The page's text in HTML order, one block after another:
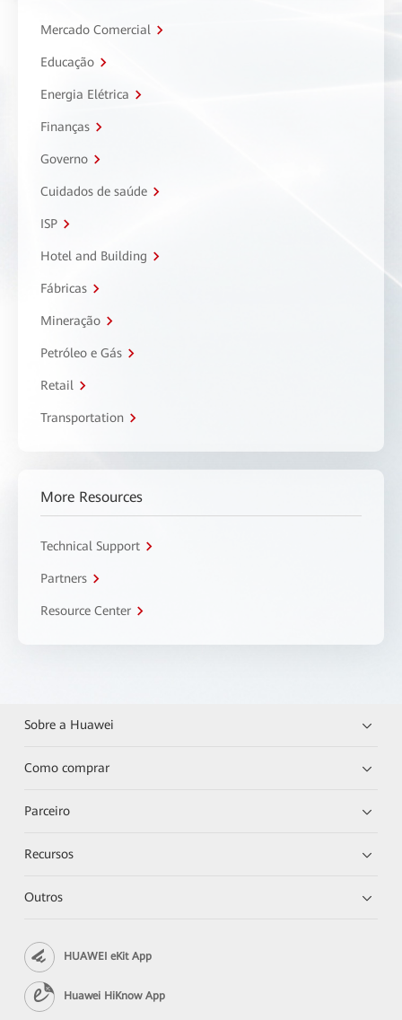
Mercado Comercial
Educação
Energia Elétrica
Finanças
Governo
Cuidados de saúde
ISP
Hotel and Building
Fábricas
Mineração
Petróleo e Gás
Retail
Transportation
More Resources
Technical Support
Partners
Resource Center
Sobre a Huawei
Como comprar
Parceiro
Recursos
Outros
HUAWEI eKit App
Huawei HiKnow App